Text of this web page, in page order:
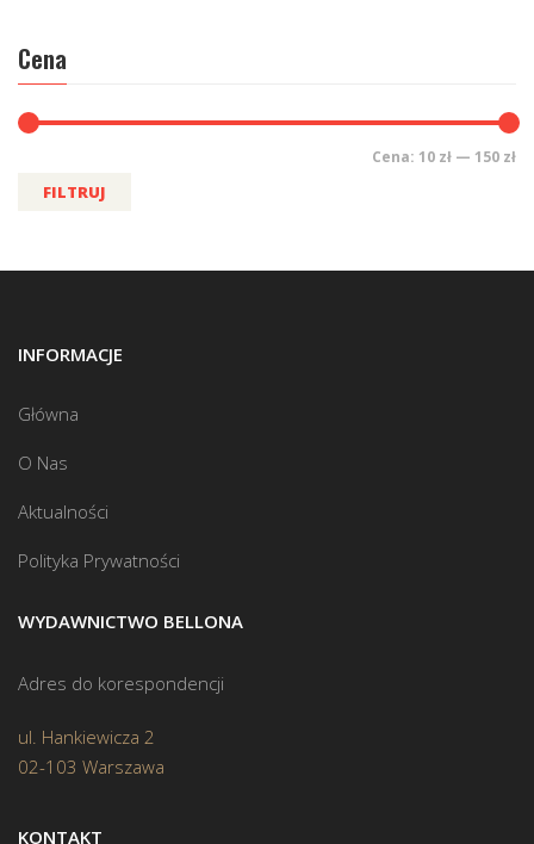
Cena
FILTRUJ
Cena: 10 zł — 150 zł
INFORMACJE
Główna
O Nas
Aktualności
Polityka Prywatności
WYDAWNICTWO BELLONA
Adres do korespondencji
ul. Hankiewicza 2
02-103 Warszawa
KONTAKT